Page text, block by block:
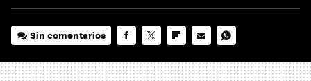
Sin comentarios
MAIL